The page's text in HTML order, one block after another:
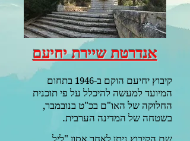
אנדרטת שיירת יחיעם
קיבוץ יחיעם הוקם ב-1946 בתחום
המיועד למעשה להיכלל על פי תוכנית
החלוקה של האו"ם בכ"ט בנובמבר,
בשטחה של המדינה הערבית.
שם הקיבוץ ניתן לאחר אסון "ליל